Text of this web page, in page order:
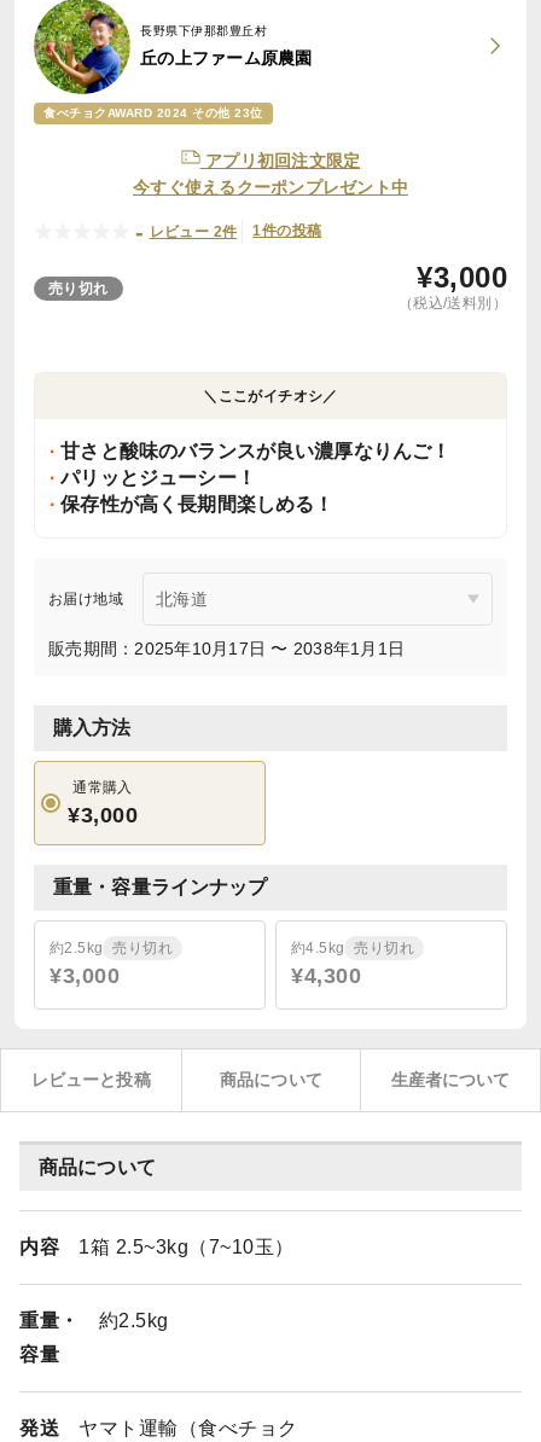
長野県下伊那郡豊丘村
丘の上ファーム原農園
食べチョクAWARD 2024 その他 23位
アプリ初回注文限定
今すぐ使えるクーポンプレゼント中
- レビュー 2件 1件の投稿
売り切れ ¥3,000
（税込/送料別）
＼ここがイチオシ／
甘さと酸味のバランスが良い濃厚なりんご！
パリッとジューシー！
保存性が高く長期間楽しめる！
お届け地域
販売期間：2025年10月17日 〜 2038年1月1日
購入方法
通常購入
¥3,000
重量・容量ラインナップ
約2.5kg 売り切れ
¥3,000
約4.5kg 売り切れ
¥4,300
レビューと投稿 商品について 生産者について
商品について
内容 1箱 2.5~3kg（7~10玉）
重量・
容量
約2.5kg
発送
ヤマト運輸（食べチョク